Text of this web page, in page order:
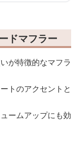
ドマフラー
が特徴的なマフラ
トのアクセントと
ームアップにも効